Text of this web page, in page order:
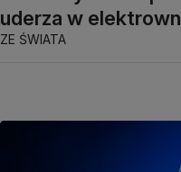
uderza w
ZE ŚWIATA